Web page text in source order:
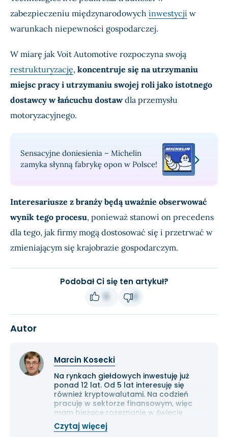
zabezpieczeniu międzynarodowych inwestycji w
warunkach niepewności gospodarczej.
W miarę jak Voit Automotive rozpoczyna swoją
restrukturyzację, koncentruje się na utrzymaniu
miejsc pracy i utrzymaniu swojej roli jako istotnego
dostawcy w łańcuchu dostaw dla przemysłu
motoryzacyjnego.
Sensacyjne doniesienia – Michelin
zamyka słynną fabrykę opon w Polsce!
Interesariusze z branży będą uważnie obserwować
wynik tego procesu, ponieważ stanowi on precedens
dla tego, jak firmy mogą dostosować się i przetrwać w
zmieniającym się krajobrazie gospodarczym.
Podobał Ci się ten artykuł?
Autor
Marcin Kosecki
Na rynkach giełdowych inwestuję już
ponad 12 lat. Od 5 lat interesuję się
również kryptowalutami. Na codzień
pracuję w sektorze finansowym, więc
mam bieżące rozeznanie w świecie
gospodarki i ekonomii. Cenię przede
wszystkim solidną analizę
Czytaj więcej